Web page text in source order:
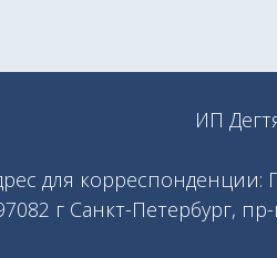
ИП
для
г Санкт-Петербург,